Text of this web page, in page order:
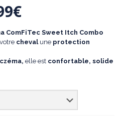
:
€Le
prix
actuel
est :
89,99€.
ComFiTec Sweet Itch Combo
cheval une protection
elle est confortable, solide